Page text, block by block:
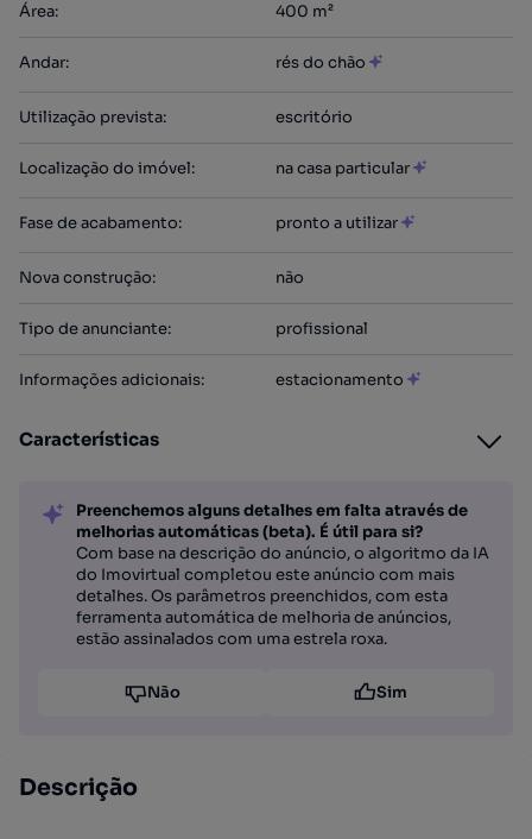
Área: 400 m²
Andar: rés do chão
Utilização prevista: escritório
Localização do imóvel: na casa particular
Fase de acabamento: pronto a utilizar
Nova construção: não
Tipo de anunciante: profissional
Informações adicionais: estacionamento
Características
Preenchemos alguns detalhes em falta através de
melhorias automáticas (beta). É útil para si?
Com base na descrição do anúncio, o algoritmo da IA
do Imovirtual completou este anúncio com mais
detalhes. Os parâmetros preenchidos, com esta
ferramenta automática de melhoria de anúncios,
estão assinalados com uma estrela roxa.
Não Sim
Descrição